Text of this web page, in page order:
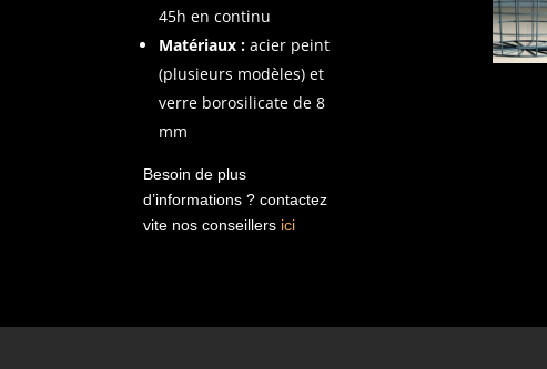
45h en continu
Matériaux :acier peint
(plusieurs modèles) et
verre borosilicate de 8
mm
Besoin de plus
d’informations ? contactez
vite nos conseillersici